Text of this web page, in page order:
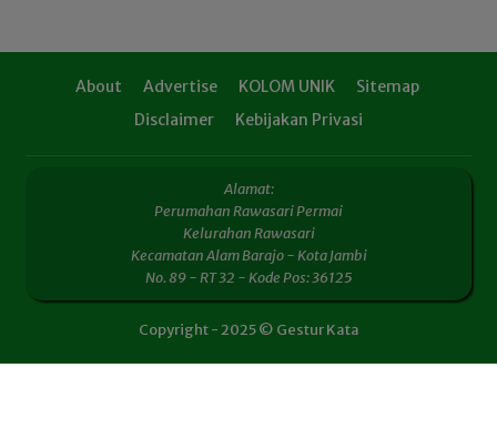
About Advertise KOLOM UNIK
Sitemap
Disclaimer
Kebijakan Privasi
Alamat:
Perumahan Rawasari Permai
Kelurahan Rawasari
Kecamatan Alam Barajo - Kota Jambi
No. 89 - RT 32 - Kode Pos: 36125
Copyright - 2025 © Gestur Kata